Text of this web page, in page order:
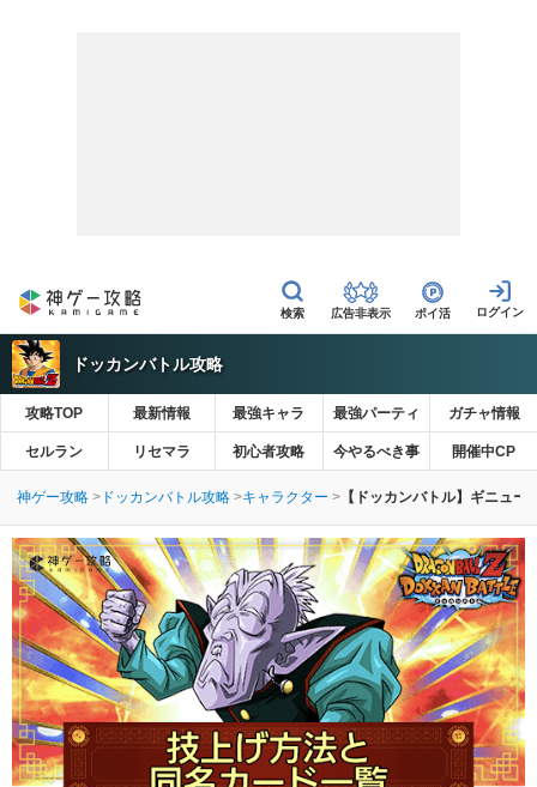
広告非表示 ポイ活
ドッカンバトル攻略
攻略TOP 最新情報 最強キャラ 最強パーティ ガチャ情報
セルラン リセマラ 初心者攻略 今やるべき事 開催中CP
神ゲー攻略 ドッカンバトル攻略 キャラクター 【ドッカンバトル】ギニュ